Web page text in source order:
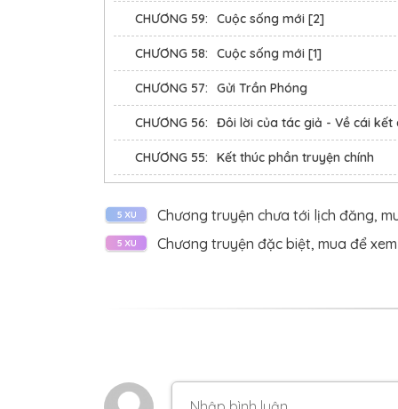
Nam chính:
CHƯƠNG 59: Cuộc sống mới [2]
CHƯƠNG 58: Cuộc sống mới [1]
CHƯƠNG 57: Gửi Trần Phóng
CHƯƠNG 56: Đôi lời của tác giả - Về cái kết
CHƯƠNG 55: Kết thúc phần truyện chính
CHƯƠNG 53: Chương 53
CHƯƠNG 48: Chương 48
Chương truyện chưa tới lịch đăng,
Chương truyện đặc biệt, mua để xem